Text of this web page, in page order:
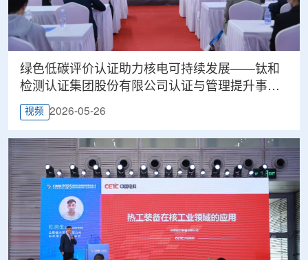
绿色低碳评价认证助力核电可持续发展——钛和
检测认证集团股份有限公司认证与管理提升事业
部副总经理张云兰
视频 2026-05-26